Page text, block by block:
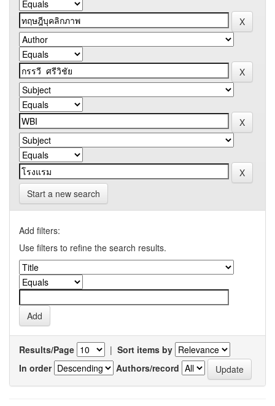
Start a new search
Add filters:
Use filters to refine the search results.
Results/Page | Sort items by
In order
Authors/record